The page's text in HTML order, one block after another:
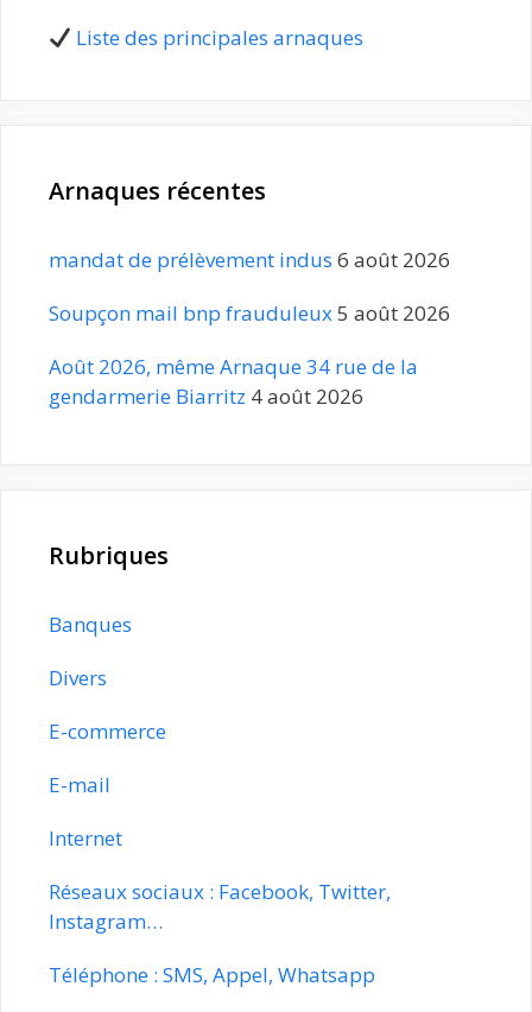
Liste des principales arnaques
Arnaques récentes
mandat de prélèvement indus 6 août 2026
Soupçon mail bnp frauduleux5 août 2026
Août 2026, même Arnaque 34 rue de la
gendarmerie Biarritz 4 août 2026
Rubriques
Banques
Divers
E-commerce
E-mail
Internet
Réseaux sociaux : Facebook, Twitter,
Instagram…
Téléphone : SMS, Appel, Whatsapp